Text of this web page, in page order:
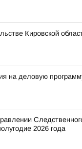
Кировской
на деловую
2026 года